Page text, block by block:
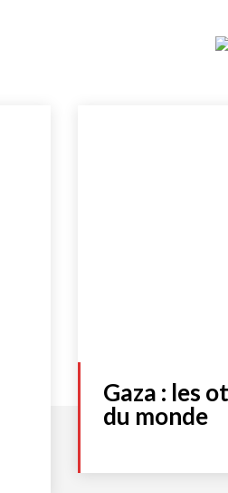
Gaza : les
du monde